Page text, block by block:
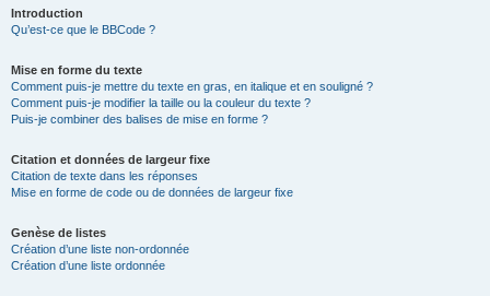
Introduction
Qu’est-ce que le BBCode ?
Mise en forme du texte
Comment puis-je mettre du texte en gras, en italique et en souligné ?
Comment puis-je modifier la taille ou la couleur du texte ?
Puis-je combiner des balises de mise en forme ?
Citation et données de largeur fixe
Citation de texte dans les réponses
Mise en forme de code ou de données de largeur fixe
Genèse de listes
Création d’une liste non-ordonnée
Création d’une liste ordonnée